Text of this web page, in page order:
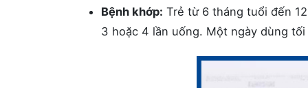
Bệnh khớp: Trẻ từ 6 tháng tuổi đến
3 hoặc 4 lần uống. Một ngày dùng